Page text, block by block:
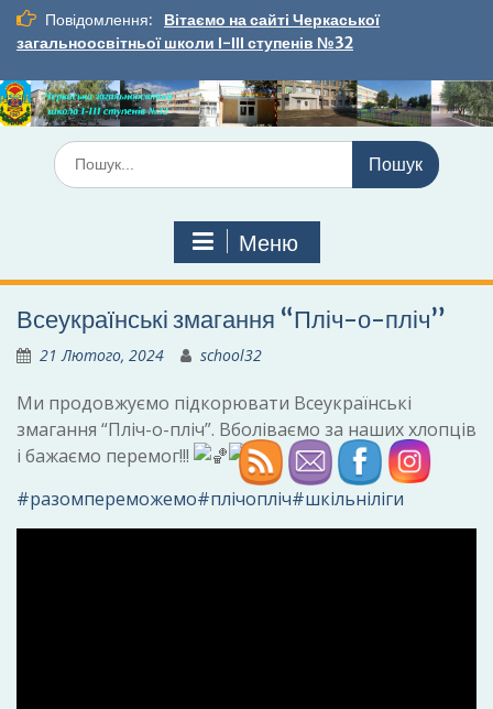
Перейти
вмісту
Повідомлення:
Вітаємо на сайті Черкаської
загальноосвітньої школи І-ІІІ ступенів №32
Шукати:
Меню
Всеукраїнські змагання “Пліч-о-пліч”
21 Лютого, 2024 school32
Ми продовжуємо підкорювати Всеукраїнські
змагання “Пліч-о-пліч”. Вболіваємо за наших хлопців
і бажаємо перемог!!!
#разомпереможемо#плічопліч#шкільніліги